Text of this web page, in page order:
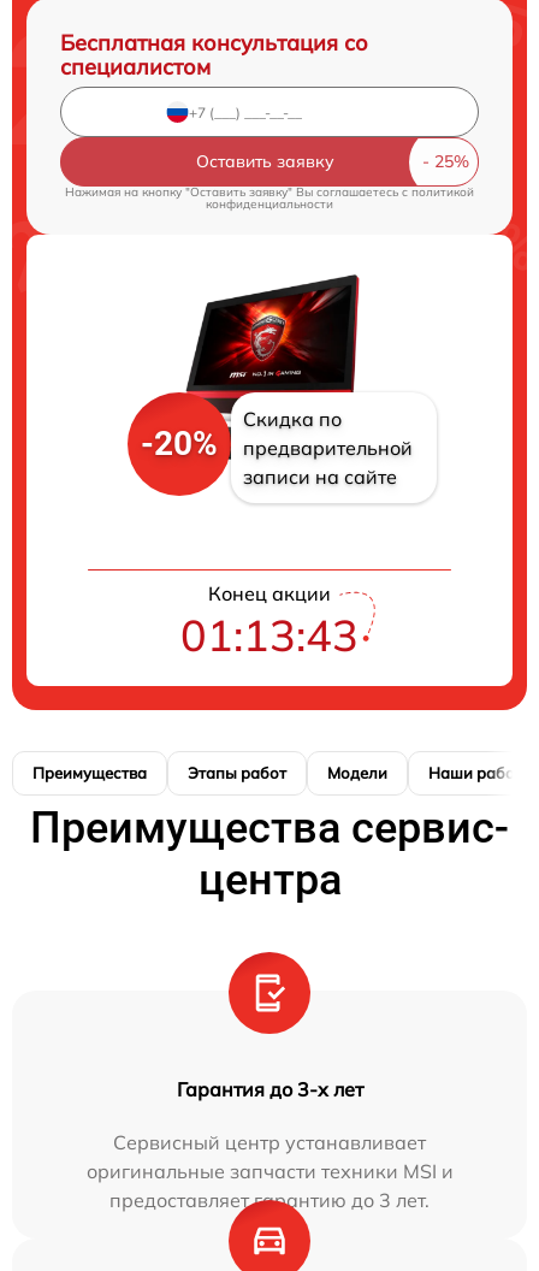
Бесплатная консультация со
специалистом
Оставить заявку
Нажимая на кнопку "Оставить заявку" Вы соглашаетесь cполитикой
конфиденциальности
-20%
Скидка по
предварительной
записи на сайте
Конец акции
01:13:42
Преимущества Этапы работ Модели Наши работы
Преимущества сервис-
центра
Гарантия до 3-х лет
Сервисный центр устанавливает
оригинальные запчасти техники MSI и
предоставляет гарантию до 3 лет.